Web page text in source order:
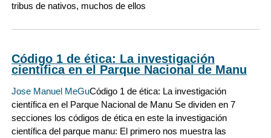
tribus de nativos, muchos de ellos
Código 1 de ética: La investigación
científica en el Parque Nacional de Manu
Jose Manuel MeGuCódigo 1 de ética: La investigación
científica en el Parque Nacional de Manu Se dividen en 7
secciones los códigos de ética en este la investigación
científica del parque manu: El primero nos muestra las